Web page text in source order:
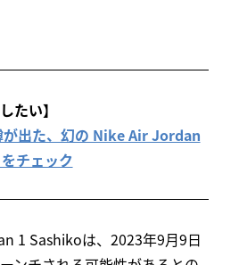
たい】
が出た、幻の Nike Air Jordan
チェック
1 Sashikoは、2023年9月9日